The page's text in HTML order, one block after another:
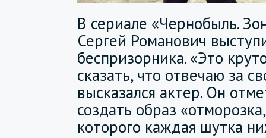
В сериале «Чернобыль.
Сергей Романович
беспризорника. «Это
сказать, что отвечаю за
высказался актер. Он
создать образ
которого каждая шутка